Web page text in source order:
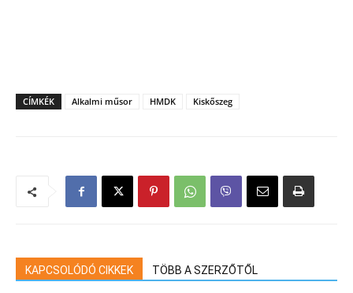
CÍMKÉK Alkalmi műsor HMDK Kiskőszeg
KAPCSOLÓDÓ CIKKEK TÖBB A SZERZŐTŐL